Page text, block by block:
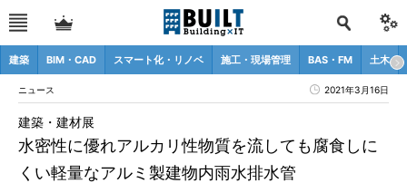
建築 BIM・CAD スマート化・リノベ 施工・現場管理 BAS・FM 土木
ニュース 2021年3月16日
水密性に優れアルカリ性物質を流しても腐食しに
くい軽量なアルミ製建物内雨水排水管
建築・建材展